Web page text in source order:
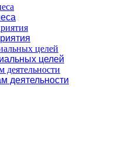
целей
деятельности